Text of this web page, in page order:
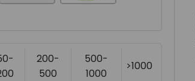
200-
500
500-
1000
>1000